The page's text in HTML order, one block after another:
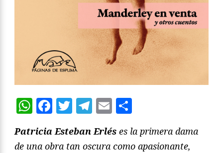
WhatsApp
Facebook
Twitter
Telegram
Email
Patricia Esteban Erlés es la primera dama
de una obra tan oscura como apasionante,